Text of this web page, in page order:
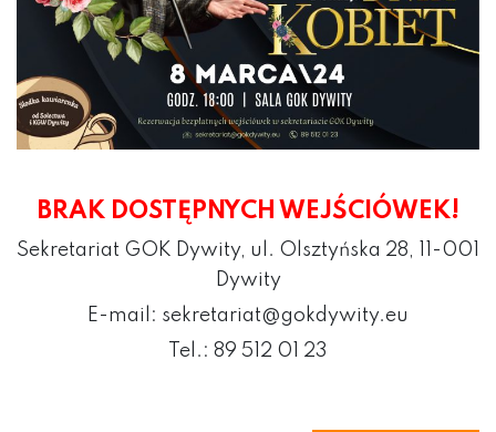
BRAK DOSTĘPNYCH WEJŚCIÓWEK!
Sekretariat GOK Dywity, ul. Olsztyńska 28, 11-001
Dywity
E-mail: sekretariat@gokdywity.eu
Tel.: 89 512 01 23